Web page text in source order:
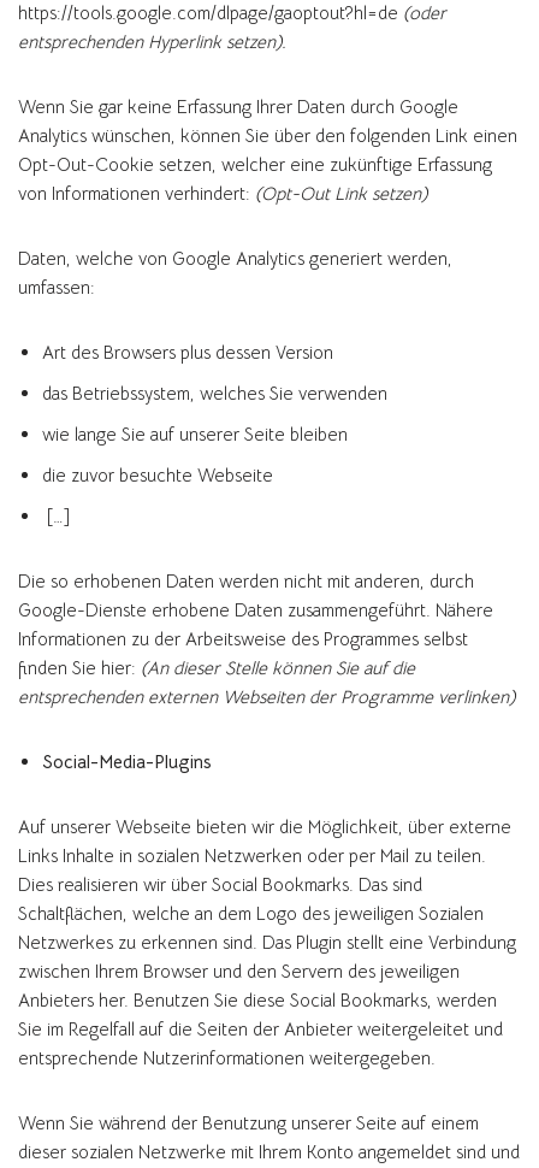
https://tools.google.com/dlpage/gaoptout?hl=de (oder
entsprechenden Hyperlink setzen).
Wenn Sie gar keine Erfassung Ihrer Daten durch Google
Analytics wünschen, können Sie über den folgenden Link einen
Opt-Out-Cookie setzen, welcher eine zukünftige Erfassung
von Informationen verhindert: (Opt-Out Link setzen)
Daten, welche von Google Analytics generiert werden,
umfassen:
Art des Browsers plus dessen Version
das Betriebssystem, welches Sie verwenden
wie lange Sie auf unserer Seite bleiben
die zuvor besuchte Webseite
[…]
Die so erhobenen Daten werden nicht mit anderen, durch
Google-Dienste erhobene Daten zusammengeführt. Nähere
Informationen zu der Arbeitsweise des Programmes selbst
finden Sie hier: (An dieser Stelle können Sie auf die
entsprechenden externen Webseiten der Programme verlinken)
Social-Media-Plugins
Auf unserer Webseite bieten wir die Möglichkeit, über externe
Links Inhalte in sozialen Netzwerken oder per Mail zu teilen.
Dies realisieren wir über Social Bookmarks. Das sind
Schaltflächen, welche an dem Logo des jeweiligen Sozialen
Netzwerkes zu erkennen sind. Das Plugin stellt eine Verbindung
zwischen Ihrem Browser und den Servern des jeweiligen
Anbieters her. Benutzen Sie diese Social Bookmarks, werden
Sie im Regelfall auf die Seiten der Anbieter weitergeleitet und
entsprechende Nutzerinformationen weitergegeben.
Wenn Sie während der Benutzung unserer Seite auf einem
dieser sozialen Netzwerke mit Ihrem Konto angemeldet sind und